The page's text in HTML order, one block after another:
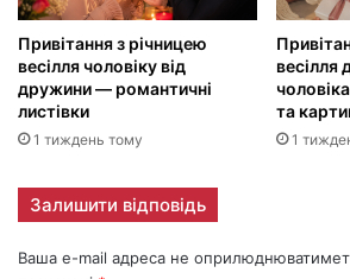
Привітання з річницею
весілля чоловіку від
дружини — романтичні
листівки
1 тиждень тому
весілля
та
1
Залишити відповідь
Ваша e-mail адреса не